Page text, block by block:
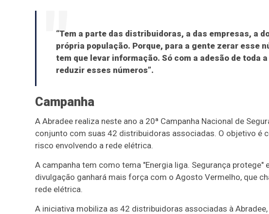
“Tem a parte das distribuidoras, a das empresas, a
própria população. Porque, para a gente zerar esse
tem que levar informação. Só com a adesão de toda
reduzir esses números”.
Campanha
A Abradee realiza neste ano a 20ª Campanha Nacional de
conjunto com suas 42 distribuidoras associadas. O objetivo é
risco envolvendo a rede elétrica.
A campanha tem como tema "Energia liga. Segurança
divulgação ganhará mais força com o Agosto Vermelho, que
rede elétrica.
A iniciativa mobiliza as 42 distribuidoras associadas à